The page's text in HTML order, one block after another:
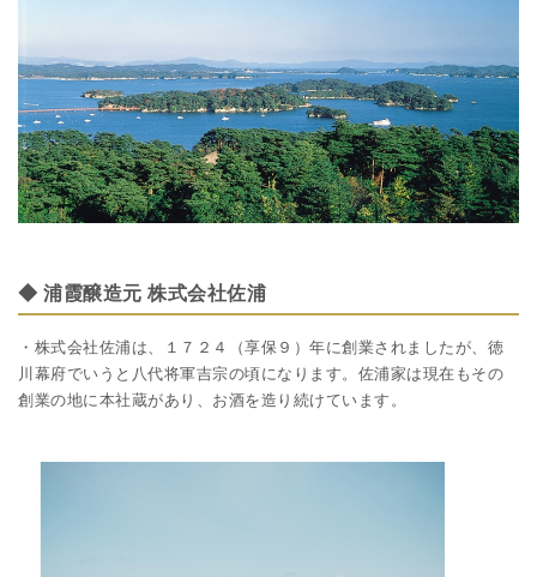
◆ 浦霞醸造元 株式会社佐浦
・株式会社佐浦は、１７２４（享保９）年に創業されましたが、徳
川幕府でいうと八代将軍吉宗の頃になります。佐浦家は現在もその
創業の地に本社蔵があり、お酒を造り続けています。